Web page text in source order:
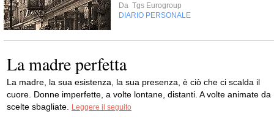
Da Tgs Eurogroup
DIARIO PERSONALE
La madre perfetta
La madre, la sua esistenza, la sua presenza, è ciò che ci scalda il
cuore. Donne imperfette, a volte lontane, distanti. A volte animate da
scelte sbagliate.
Leggere il seguito